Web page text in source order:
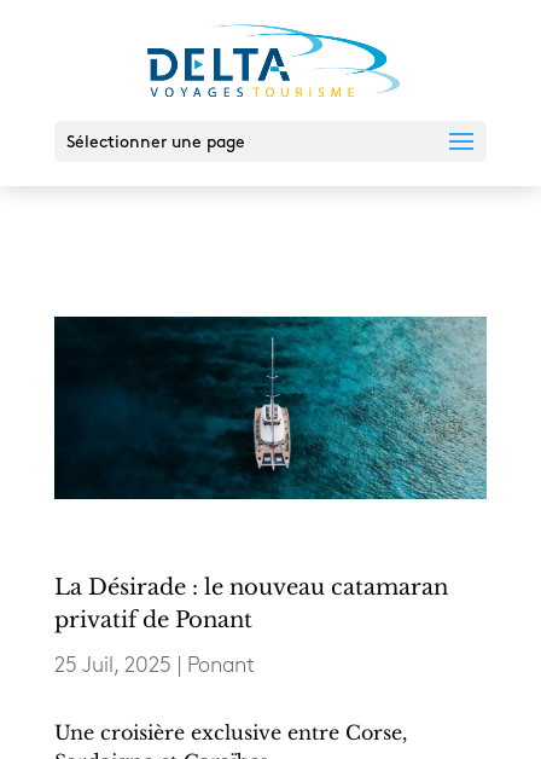
Sélectionner une page
La Désirade : le nouveau catamaran
privatif de Ponant
25 Juil, 2025 Ponant
Une croisière exclusive entre Corse,